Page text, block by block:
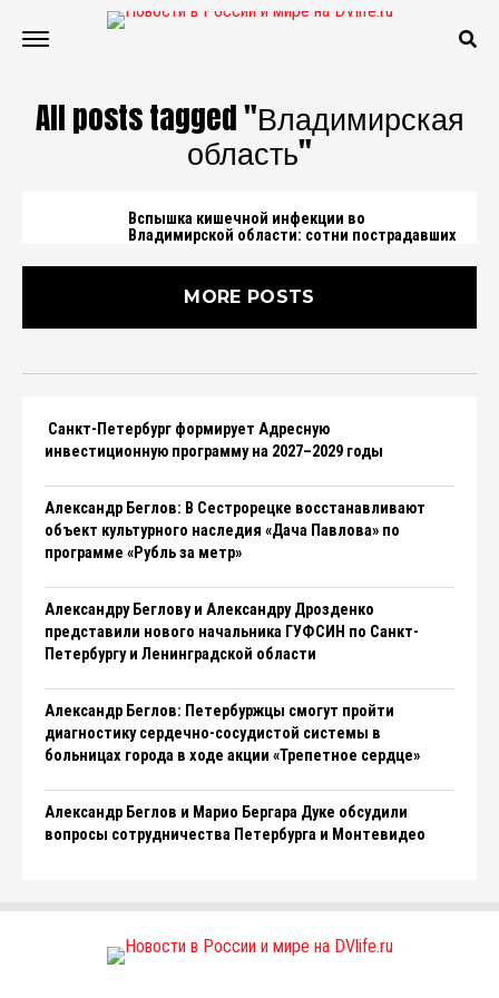
All posts tagged "Владимирская
область"
Вспышка кишечной инфекции во
Владимирской области: сотни пострадавших
MORE POSTS
Санкт-Петербург формирует Адресную
инвестиционную программу на 2027–2029 годы
Александр Беглов: В Сестрорецке восстанавливают
объект культурного наследия «Дача Павлова» по
программе «Рубль за метр»
Александру Беглову и Александру Дрозденко
представили нового начальника ГУФСИН по Санкт-
Петербургу и Ленинградской области
Александр Беглов: Петербуржцы смогут пройти
диагностику сердечно-сосудистой системы в
больницах города в ходе акции «Трепетное сердце»
Александр Беглов и Марио Бергара Дуке обсудили
вопросы сотрудничества Петербурга и Монтевидео